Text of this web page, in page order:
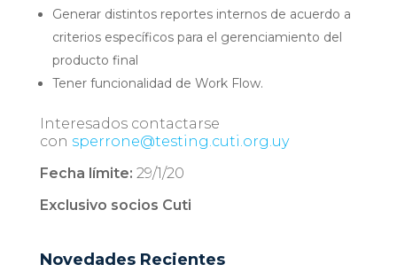
Generar distintos reportes internos de acuerdo a
criterios específicos para el gerenciamiento del
producto final
Tener funcionalidad de Work Flow.
Interesados contactarse
con sperrone@testing.cuti.org.uy
Fecha límite: 29/1/20
Exclusivo socios Cuti
Novedades Recientes